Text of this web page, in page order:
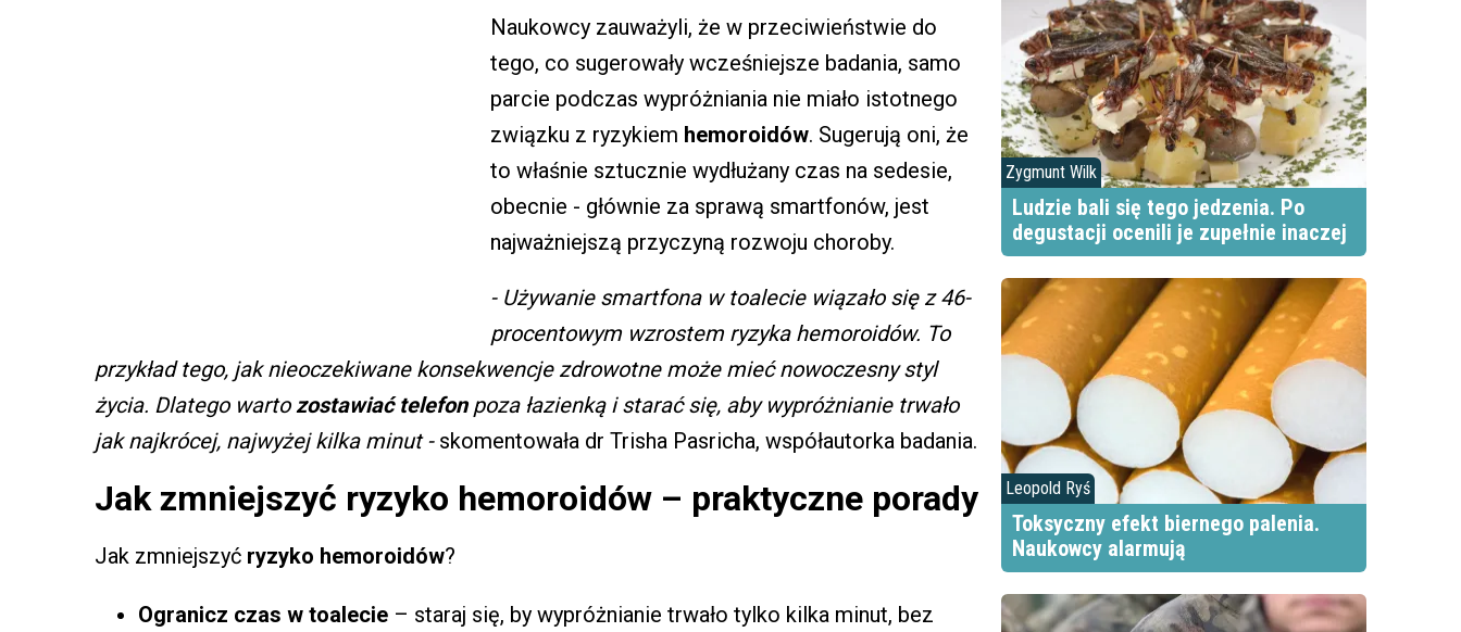
Naukowcy zauważyli, że w przeciwieństwie do
tego, co sugerowały wcześniejsze badania, samo
parcie podczas wypróżniania nie miało istotnego
związku z ryzykiem hemoroidów. Sugerują oni, że
to właśnie sztucznie wydłużany czas na sedesie,
obecnie - głównie za sprawą smartfonów, jest
najważniejszą przyczyną rozwoju choroby.
- Używanie smartfona w toalecie wiązało się z 46-
procentowym wzrostem ryzyka hemoroidów. To
przykład tego, jak nieoczekiwane konsekwencje zdrowotne może mieć nowoczesny styl
życia. Dlatego warto zostawiać telefonpoza łazienką i starać się, aby wypróżnianie trwało
jak najkrócej, najwyżej kilka minut -skomentowała dr Trisha Pasricha, współautorka badania.
Jak zmniejszyć ryzyko hemoroidów – praktyczne porady
Jak zmniejszyć ryzyko hemoroidów?
Ogranicz czas w toalecie – staraj się, by wypróżnianie trwało tylko kilka minut, bez
Zygmunt Wilk
Ludzie bali się tego jedzenia. Po
degustacji ocenili je zupełnie inaczej
Leopold Ryś
Toksyczny efekt biernego palenia.
Naukowcy alarmują